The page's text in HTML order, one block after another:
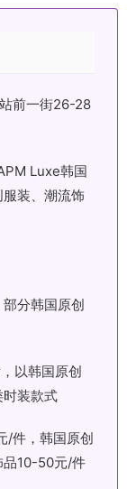
前一街26-28
Luxe韩国
装、潮流饰
分韩国原创
以韩国原创
装款式
/件，韩国原创
10-50元/件